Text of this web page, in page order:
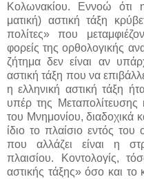
Κολωνα­κίου. Εννοώ ότι
ματική) αστική τάξη
πολίτες» που
φορείς της ορθολογικής
ζήτημα δεν είναι αν
αστική τάξη που να
η ελληνική αστική τάξη
υπέρ της
του Μνημονίου, διαδοχικά
ίδιο το πλαίσιο εντός του
που αλλάζει είναι η
πλαισίου. Κοντολογίς,
αστικής τάξης» όσο και